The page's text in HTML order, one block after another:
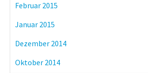
Februar 2015
Januar 2015
Dezember 2014
Oktober 2014